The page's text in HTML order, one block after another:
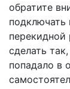
обратите
подключать
перекидной
сделать
попадало в